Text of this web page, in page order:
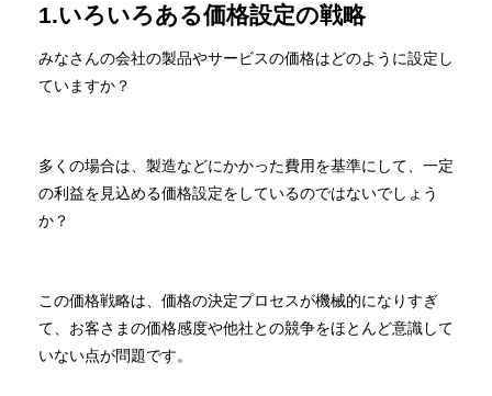
1.いろいろある価格設定の戦略
みなさんの会社の製品やサービスの価格はどのように設定し
ていますか？
多くの場合は、製造などにかかった費用を基準にして、一定
の利益を見込める価格設定をしているのではないでしょう
か？
この価格戦略は、価格の決定プロセスが機械的になりすぎ
て、お客さまの価格感度や他社との競争をほとんど意識して
いない点が問題です。